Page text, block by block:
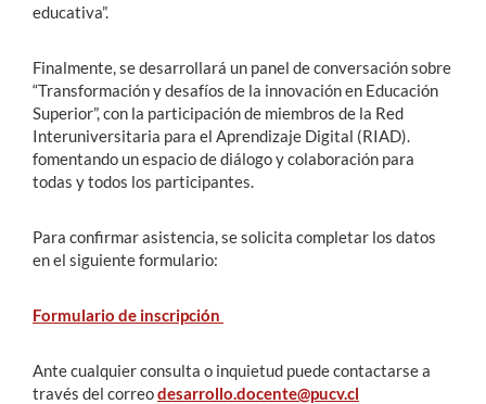
educativa”.
Finalmente, se desarrollará un panel de conversación sobre
“Transformación y desafíos de la innovación en Educación
Superior”, con la participación de miembros de la Red
Interuniversitaria para el Aprendizaje Digital (RIAD).
fomentando un espacio de diálogo y colaboración para
todas y todos los participantes.
Para confirmar asistencia, se solicita completar los datos
en el siguiente formulario:
Formulario de inscripción
Ante cualquier consulta o inquietud puede contactarse a
través del correodesarrollo.docente@pucv.cl